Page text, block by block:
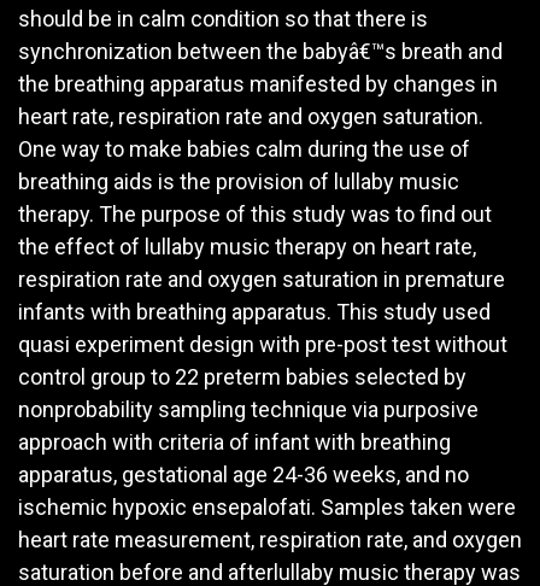
should be in calm condition so that there is
synchronization between the babyâ€™s breath and
the breathing apparatus manifested by changes in
heart rate, respiration rate and oxygen saturation.
One way to make babies calm during the use of
breathing aids is the provision of lullaby music
therapy. The purpose of this study was to find out
the effect of lullaby music therapy on heart rate,
respiration rate and oxygen saturation in premature
infants with breathing apparatus. This study used
quasi experiment design with pre-post test without
control group to 22 preterm babies selected by
nonprobability sampling technique via purposive
approach with criteria of infant with breathing
apparatus, gestational age 24-36 weeks, and no
ischemic hypoxic ensepalofati. Samples taken were
heart rate measurement, respiration rate, and oxygen
saturation before and afterlullaby music therapy was